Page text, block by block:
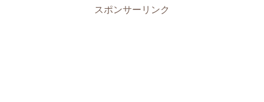
スポンサーリンク